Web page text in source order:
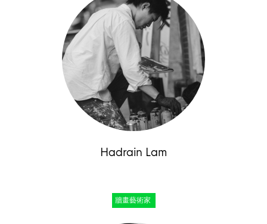
Hadrain Lam
牆畫藝術家